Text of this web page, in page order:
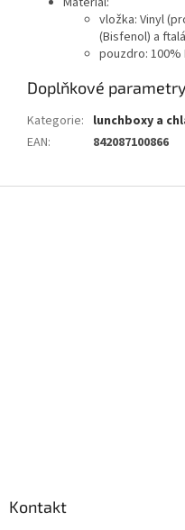
vložka: Vinyl
(Bisfenol) a
pouzdro:
Doplňkové parametry
Kategorie: lunchboxy a
EAN: 842087100866
Kontakt